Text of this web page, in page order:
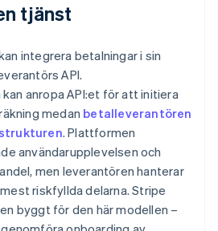
tjänst
integrera betalningar i sin
API.
anropa API:et för att initiera
medan betalleverantören
. Plattformen
användarupplevelsen och
men leverantören hanterar
riskfyllda delarna. Stripe
byggt för den här modellen –